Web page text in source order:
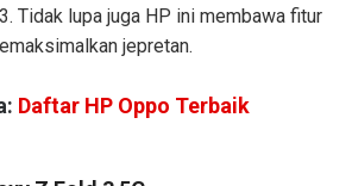
Tidak lupa juga HP ini membawa fitur
jepretan.
Daftar HP Oppo Terbaik